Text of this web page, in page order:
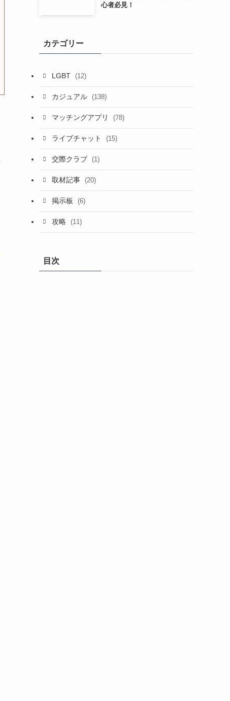
心者必見！
カテゴリー
LGBT (12)
カジュアル (138)
マッチングアプリ (78)
ライブチャット (15)
交際クラブ (1)
取材記事 (20)
掲示板 (6)
攻略 (11)
目次